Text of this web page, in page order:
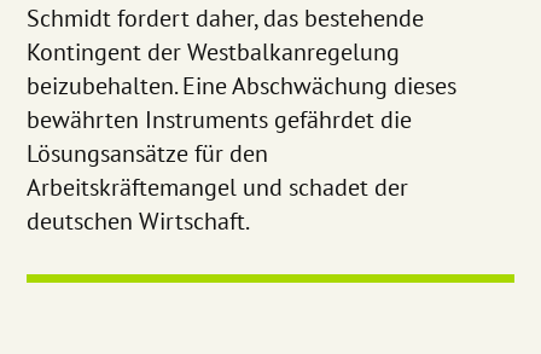
Schmidt fordert daher, das bestehende
Kontingent der Westbalkanregelung
beizubehalten. Eine Abschwächung dieses
bewährten Instruments gefährdet die
Lösungsansätze für den
Arbeitskräftemangel und schadet der
deutschen Wirtschaft.